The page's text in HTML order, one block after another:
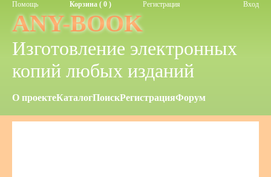
Помощь Корзина ( 0 ) Регистрация Вход
ANY-BOOK
Изготовление электронных
копий любых изданий
О проектеКаталогПоискРегистрацияФорум